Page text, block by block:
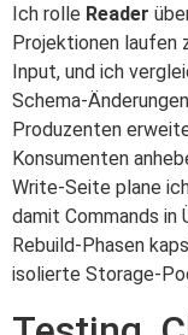
Ich rolle Reader
Projektionen laufen
Input, und ich
Produzenten
Konsumenten
Write‑Seite plane
damit Commands in
Rebuild‑Phasen
isolierte